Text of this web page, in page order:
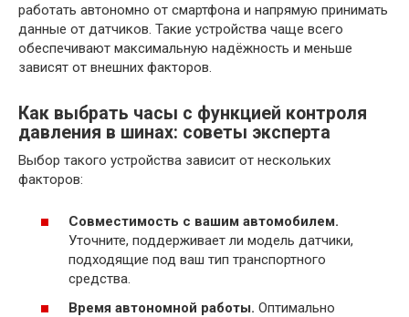
работать автономно от смартфона и напрямую принимать
данные от датчиков. Такие устройства чаще всего
обеспечивают максимальную надёжность и меньше
зависят от внешних факторов.
Как выбрать часы с функцией контроля
давления в шинах: советы эксперта
Выбор такого устройства зависит от нескольких
факторов:
Совместимость с вашим автомобилем.
Уточните, поддерживает ли модель датчики,
подходящие под ваш тип транспортного
средства.
Время автономной работы. Оптимально